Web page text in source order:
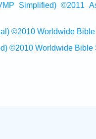
Simplified) ©2011
©2010 Worldwide Bible
©2010 Worldwide Bible